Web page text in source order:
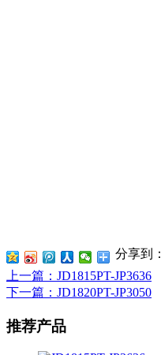
分享到：
上一篇 ：JD1815PT-JP3636
下一篇 ：JD1820PT-JP3050
推荐产品